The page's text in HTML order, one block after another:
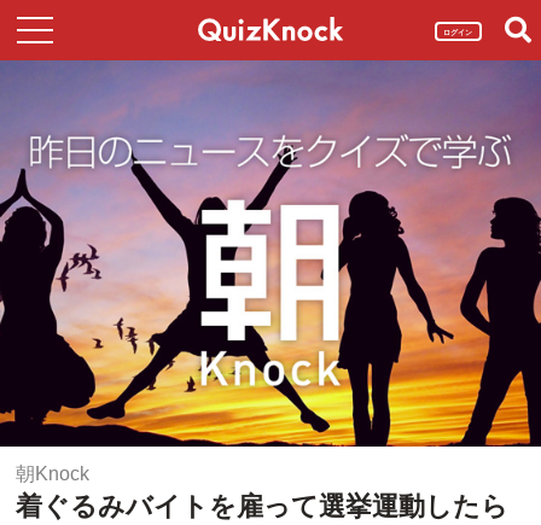
ログイン
朝Knock
着ぐるみバイトを雇って選挙運動したら